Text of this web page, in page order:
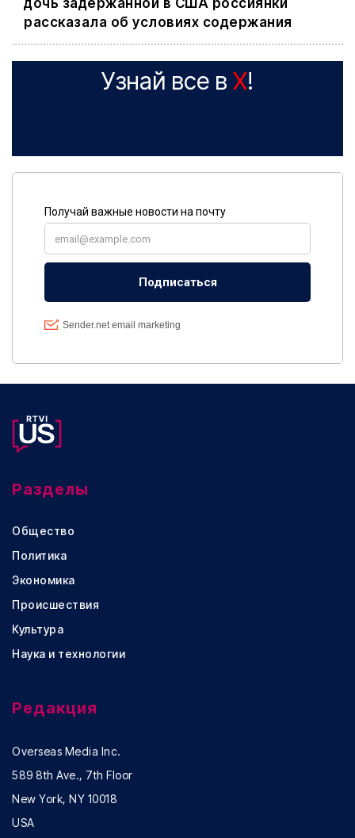
рассказала об условиях содержания
Узнай все в X!
Разделы
Общество
Политика
Экономика
Происшествия
Культура
Наука и технологии
Редакция
Overseas Media Inc.
589 8th Ave., 7th Floor
New York, NY 10018
USA